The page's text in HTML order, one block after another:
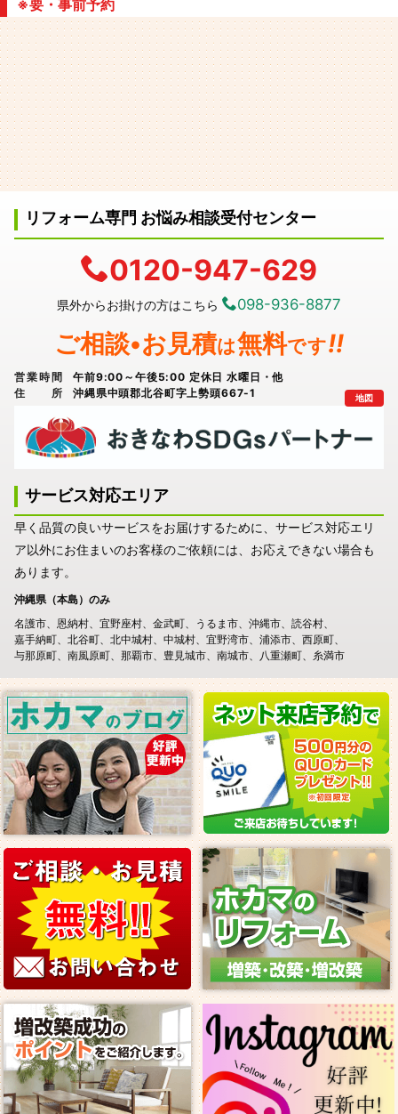
※要・事前予約
リフォーム専門 お悩み相談受付センター
0120-947-629
県外からお掛けの方はこちら 098-936-8877
ご相談•お見積は無料です!!
営業時間
午前9:00～午後5:00 定休日 水曜日・他
住所
沖縄県中頭郡北谷町字上勢頭667-1 地図
サービス対応エリア
早く品質の良いサービスをお届けするために、サービス対応エリ
ア以外にお住まいのお客様のご依頼には、お応えできない場合も
あります。
沖縄県（本島）のみ
名護市
恩納村 宜野座村 金武町 うるま市 沖縄市
読谷村
嘉手納町
北谷町 北中城村 中城村 宜野湾市 浦添市
西原町
与那原町
南風原町 那覇市 豊見城市 南城市 八重瀬町 糸満市